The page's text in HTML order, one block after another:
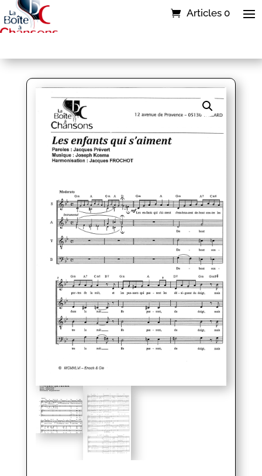
Articles 0